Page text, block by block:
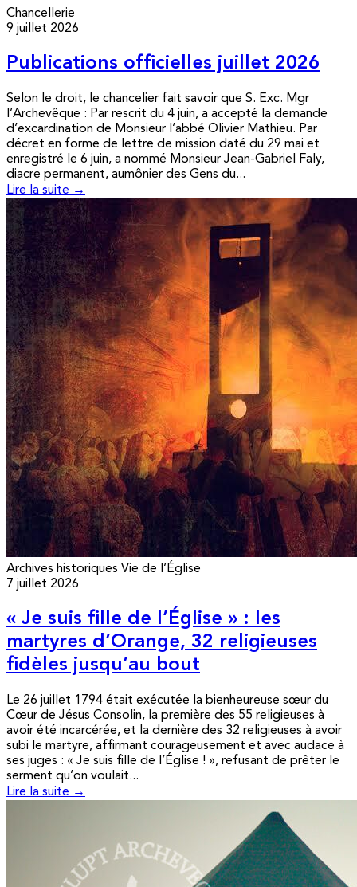
Chancellerie
9 juillet 2026
Publications officielles juillet 2026
Selon le droit, le chancelier fait savoir que S. Exc. Mgr
l’Archevêque : Par rescrit du 4 juin, a accepté la demande
d’excardination de Monsieur l’abbé Olivier Mathieu. Par
décret en forme de lettre de mission daté du 29 mai et
enregistré le 6 juin, a nommé Monsieur Jean-Gabriel Faly,
diacre permanent, aumônier des Gens du...
Lire la suite →
Archives historiques Vie de l’Église
7 juillet 2026
« Je suis fille de l’Église » : les
martyres d’Orange, 32 religieuses
fidèles jusqu’au bout
Le 26 juillet 1794 était exécutée la bienheureuse sœur du
Cœur de Jésus Consolin, la première des 55 religieuses à
avoir été incarcérée, et la dernière des 32 religieuses à avoir
subi le martyre, affirmant courageusement et avec audace à
ses juges : « Je suis fille de l’Église ! », refusant de prêter le
serment qu’on voulait...
Lire la suite →